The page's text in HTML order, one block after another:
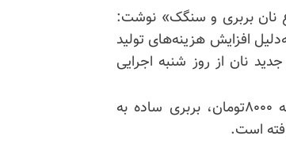
نان بربری و سنگک» نوشت:
افزایش هزینه‌های تولید
نان از روز شنبه اجرایی
بر اساس این نرخ‌نامه، قیمت نان لواش به ۲۰۰۰تومان، سنگک به ۸۰۰۰تومان، بربری ساده به